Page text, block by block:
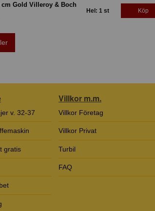
cm Gold Villeroy & Boch
Hel: 1 st Köp
v. 32-37
gratis
Villkor m.m.
Villkor Företag
Villkor Privat
Turbil
FAQ